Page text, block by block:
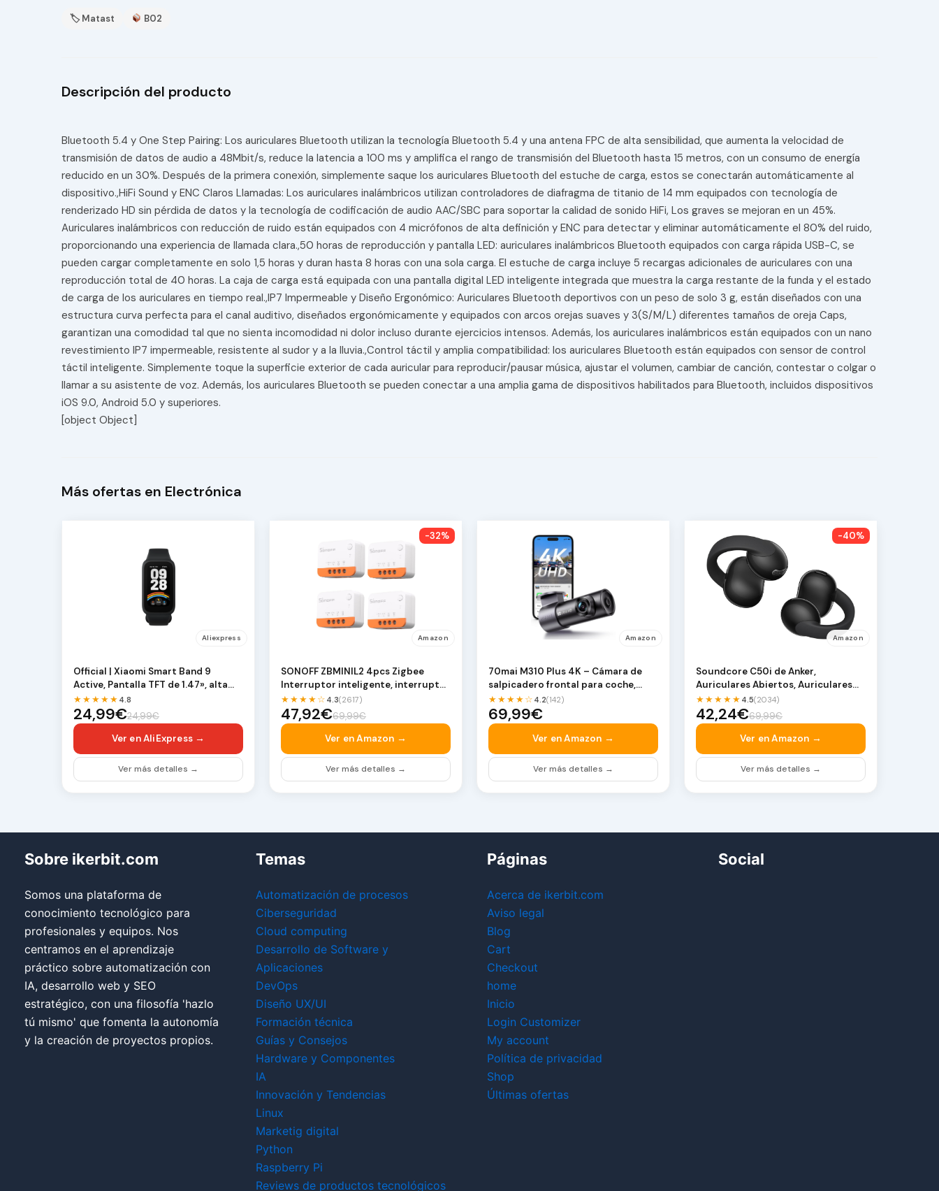
🏷 Matast B02
Descripción del producto
Bluetooth 5.4 y One Step Pairing: Los auriculares Bluetooth utilizan la tecnología Bluetooth 5.4 y una antena FPC de alta sensibilidad, que aumenta la velocidad de
transmisión de datos de audio a 48Mbit/s, reduce la latencia a 100 ms y amplifica el rango de transmisión del Bluetooth hasta 15 metros, con un consumo de energía
reducido en un 30%. Después de la primera conexión, simplemente saque los auriculares Bluetooth del estuche de carga, estos se conectarán automáticamente al
dispositivo.,HiFi Sound y ENC Claros Llamadas: Los auriculares inalámbricos utilizan controladores de diafragma de titanio de 14 mm equipados con tecnología de
renderizado HD sin pérdida de datos y la tecnología de codificación de audio AAC/SBC para soportar la calidad de sonido HiFi, Los graves se mejoran en un 45%.
Auriculares inalámbricos con reducción de ruido están equipados con 4 micrófonos de alta definición y ENC para detectar y eliminar automáticamente el 80% del ruido,
proporcionando una experiencia de llamada clara.,50 horas de reproducción y pantalla LED: auriculares inalámbricos Bluetooth equipados con carga rápida USB-C, se
pueden cargar completamente en solo 1,5 horas y duran hasta 8 horas con una sola carga. El estuche de carga incluye 5 recargas adicionales de auriculares con una
reproducción total de 40 horas. La caja de carga está equipada con una pantalla digital LED inteligente integrada que muestra la carga restante de la funda y el estado
de carga de los auriculares en tiempo real.,IP7 Impermeable y Diseño Ergonómico: Auriculares Bluetooth deportivos con un peso de solo 3 g, están diseñados con una
estructura curva perfecta para el canal auditivo, diseñados ergonómicamente y equipados con arcos orejas suaves y 3(S/M/L) diferentes tamaños de oreja Caps,
garantizan una comodidad tal que no sienta incomodidad ni dolor incluso durante ejercicios intensos. Además, los auriculares inalámbricos están equipados con un nano
revestimiento IP7 impermeable, resistente al sudor y a la lluvia.,Control táctil y amplia compatibilidad: los auriculares Bluetooth están equipados con sensor de control
táctil inteligente. Simplemente toque la superficie exterior de cada auricular para reproducir/pausar música, ajustar el volumen, cambiar de canción, contestar o colgar o
llamar a su asistente de voz. Además, los auriculares Bluetooth se pueden conectar a una amplia gama de dispositivos habilitados para Bluetooth, incluidos dispositivos
iOS 9.0, Android 5.0 y superiores.
[object Object]
Más ofertas en Electrónica
Aliexpress
Official | Xiaomi Smart Band 9
Active, Pantalla TFT de 1.47», alta
tasa de refr…
★★★★★ 4.8
24,99€24,99€
Ver en AliExpress →
Ver más detalles →
-32%
Amazon
SONOFF ZBMINIL2 4pcs Zigbee
Interruptor inteligente, interruptor
Sin Neutro，Int…
★★★★☆ 4.3(2617)
47,92€69,99€
Ver en Amazon →
Ver más detalles →
Amazon
70mai M310 Plus 4K – Cámara de
salpicadero frontal para coche,
2160P Mini…
★★★★☆ 4.2(142)
69,99€
Ver en Amazon →
Ver más detalles →
-40%
Amazon
Soundcore C50i de Anker,
Auriculares Abiertos, Auriculares
con Clip, diseño Fle…
★★★★★ 4.5(2034)
42,24€69,99€
Ver en Amazon →
Ver más detalles →
Sobre ikerbit.com
Somos una plataforma de
conocimiento tecnológico para
profesionales y equipos. Nos
centramos en el aprendizaje
práctico sobre automatización con
IA, desarrollo web y SEO
estratégico, con una filosofía 'hazlo
tú mismo' que fomenta la autonomía
y la creación de proyectos propios.
Temas
Automatización de procesos
Ciberseguridad
Cloud computing
Desarrollo de Software y
Aplicaciones
DevOps
Diseño UX/UI
Formación técnica
Guías y Consejos
Hardware y Componentes
IA
Innovación y Tendencias
Linux
Marketig digital
Python
Raspberry Pi
Reviews de productos tecnológicos
Páginas
Acerca de ikerbit.com
Aviso legal
Blog
Cart
Checkout
home
Inicio
Login Customizer
My account
Política de privacidad
Shop
Últimas ofertas
Social